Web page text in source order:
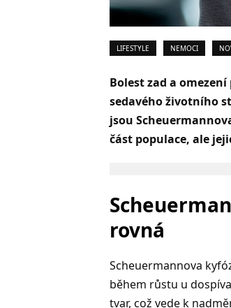
LIFESTYLE NEMOCI
Bolest zad a
sedavého životního
jsou
část populace, ale
rovná
Scheuermannova
během růstu u
tvar, což vede k